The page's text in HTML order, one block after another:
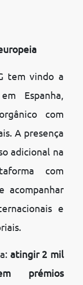
tem vindo a
Espanha,
com
A presença
adicional na
com
acompanhar
e
atingir 2 mil
prémios